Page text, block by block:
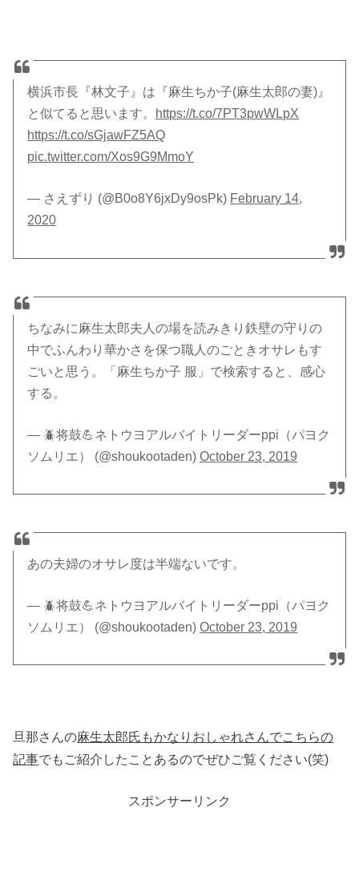
横浜市長『林文子』は『麻生ちか子(麻生太郎の妻)』
と似てると思います。
https://t.co/7PT3pwWLpX
https://t.co/sGjawFZ5AQ
pic.twitter.com/Xos9G9MmoY
— さえずり (@B0o8Y6jxDy9osPk) February 14,
2020
ちなみに麻生太郎夫人の場を読みきり鉄壁の守りの
中でふんわり華かさを保つ職人のごときオサレもす
ごいと思う。「麻生ちか子 服」で検索すると、感心
する。
— 🪲将鼓💪ネトウヨアルバイトリーダーppi（パヨク
ソムリエ） (@shoukootaden)October 23, 2019
あの夫婦のオサレ度は半端ないです。
— 🪲将鼓💪ネトウヨアルバイトリーダーppi（パヨク
ソムリエ） (@shoukootaden)October 23, 2019
旦那さんの麻生太郎氏もかなりおしゃれさんでこちらの
記事でもご紹介したことあるのでぜひご覧ください(笑)
スポンサーリンク